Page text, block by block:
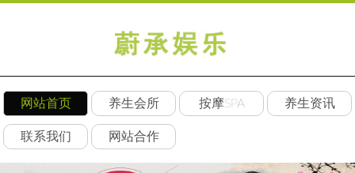
网站首页 养生会所 按摩SPA 养生资讯
联系我们 网站合作